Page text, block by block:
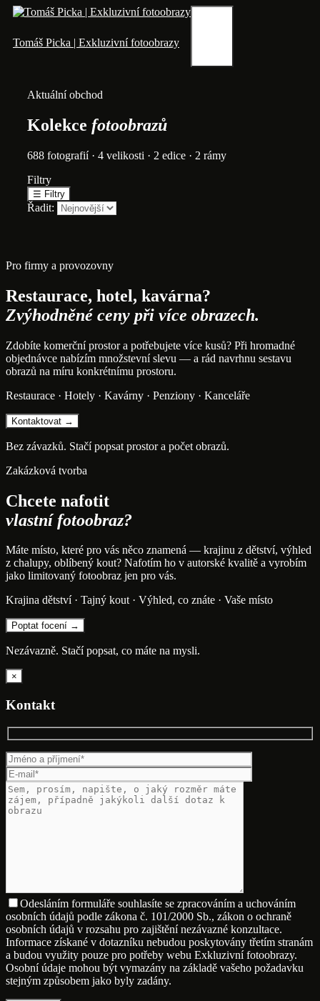
Přeskočit
obsah
Tomáš Picka | Exkluzivní fotoobrazy
Aktuální obchod
Kolekce fotoobrazů
688 fotografií · 4 velikosti · 2 edice · 2 rámy
Filtry
☰ Filtry
Řadit:
Pro firmy a provozovny
Restaurace, hotel, kavárna?
Zvýhodněné ceny při více obrazech.
Zdobíte komerční prostor a potřebujete více kusů? Při hromadné
objednávce nabízím množstevní slevu — a rád navrhnu sestavu
obrazů na míru konkrétnímu prostoru.
Restaurace · Hotely · Kavárny · Penziony · Kanceláře
Kontaktovat →
Bez závazků. Stačí popsat prostor a počet obrazů.
Zakázková tvorba
Chcete nafotit
vlastní fotoobraz?
Máte místo, které pro vás něco znamená — krajinu z dětství, výhled
z chalupy, oblíbený kout? Nafotím ho v autorské kvalitě a vyrobím
jako limitovaný fotoobraz jen pro vás.
Krajina dětství · Tajný kout · Výhled, co znáte · Vaše místo
Poptat focení →
Nezávazně. Stačí popsat, co máte na mysli.
×
Kontakt
Odesláním formuláře souhlasíte se zpracováním a uchováním
osobních údajů podle zákona č. 101/2000 Sb., zákon o ochraně
osobních údajů v rozsahu pro zajištění nezávazné konzultace.
Informace získané v dotazníku nebudou poskytovány třetím stranám
a budou využity pouze pro potřeby webu Exkluzivní fotoobrazy.
Osobní údaje mohou být vymazány na základě vašeho požadavku
stejným způsobem jako byly zadány.